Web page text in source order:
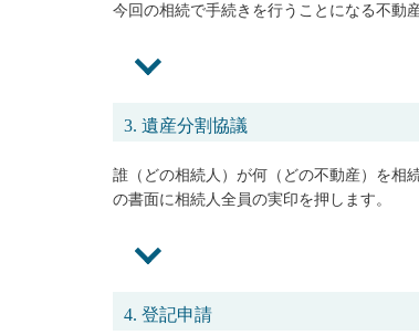
今回の相続で手続きを行うことになる不動
3. 遺産分割協議
誰（どの相続人）が何（どの不動産）を相
の書面に相続人全員の実印を押します。
4. 登記申請